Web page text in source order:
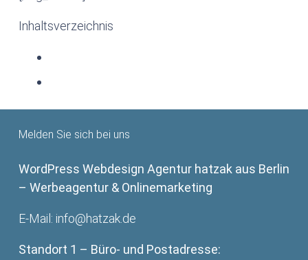
Inhaltsverzeichnis
Melden Sie sich bei uns
WordPress Webdesign Agentur hatzak aus Berlin
– Werbeagentur & Onlinemarketing
E-Mail: info@hatzak.de
Standort 1 – Büro- und Postadresse: